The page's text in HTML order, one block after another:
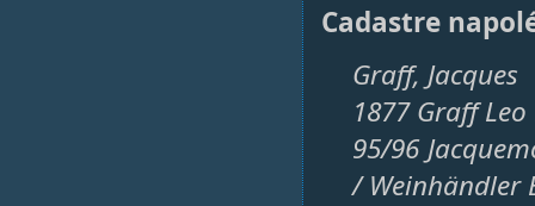
Cadastre
Graff, Jacques
1877 Graff
95/96
/ Weinhändler